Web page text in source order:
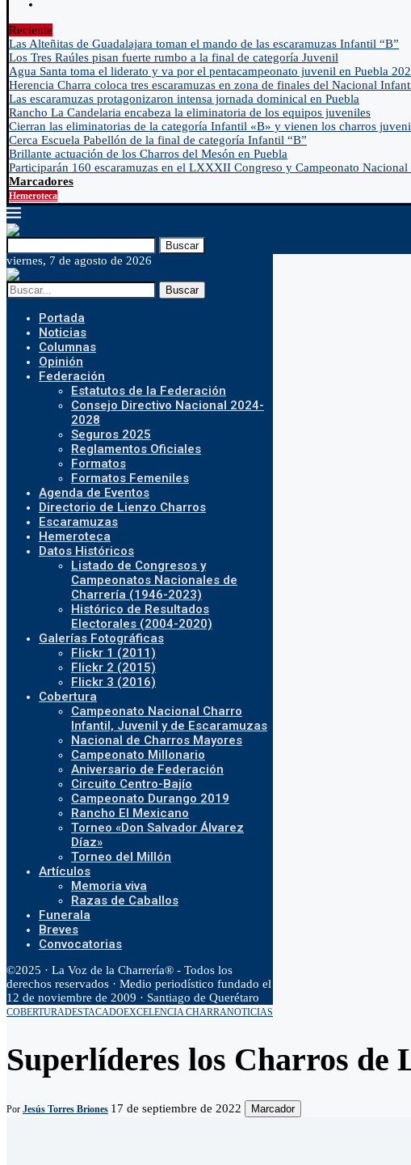
Reciente
Las Alteñitas de Guadalajara toman el mando de las escaramuzas Infantil “B”
Los Tres Raúles pisan fuerte rumbo a la final de categoría Juvenil
Agua Santa toma el liderato y va por el pentacampeonato juvenil en Puebla
Herencia Charra coloca tres escaramuzas en zona de finales del Nacional
Las escaramuzas protagonizaron intensa jornada dominical en Puebla
Rancho La Candelaria encabeza la eliminatoria de los equipos juveniles
Cierran las eliminatorias de la categoría Infantil «B» y vienen los charros
Cerca Escuela Pabellón de la final de categoría Infantil “B”
Brillante actuación de los Charros del Mesón en Puebla
Participarán 160 escaramuzas en el LXXXII Congreso y Campeonato
Marcadores
Hemeroteca
Buscar
viernes, 7 de agosto de 2026
Buscar
Portada
Noticias
Columnas
Opinión
Federación
Estatutos de la Federación
Consejo Directivo Nacional 2024-
2028
Seguros 2025
Reglamentos Oficiales
Formatos
Formatos Femeniles
Agenda de Eventos
Directorio de Lienzo Charros
Escaramuzas
Hemeroteca
Datos Históricos
Listado de Congresos y
Campeonatos Nacionales de
Charrería (1946-2023)
Histórico de Resultados
Electorales (2004-2020)
Galerías Fotográficas
Flickr 1 (2011)
Flickr 2 (2015)
Flickr 3 (2016)
Cobertura
Campeonato Nacional Charro
Infantil, Juvenil y de Escaramuzas
Nacional de Charros Mayores
Campeonato Millonario
Aniversario de Federación
Circuito Centro-Bajío
Campeonato Durango 2019
Rancho El Mexicano
Torneo «Don Salvador Álvarez
Díaz»
Torneo del Millón
Artículos
Memoria viva
Razas de Caballos
Funerala
Breves
Convocatorias
©2025 · La Voz de la Charrería® - Todos los
derechos reservados · Medio periodístico fundado el
12 de noviembre de 2009 · Santiago de Querétaro
COBERTURADESTACADOEXCELENCIA CHARRANOTICIAS
Superlíderes los Charros de
Por Jesús Torres Briones 17 de septiembre de 2022 Marcador